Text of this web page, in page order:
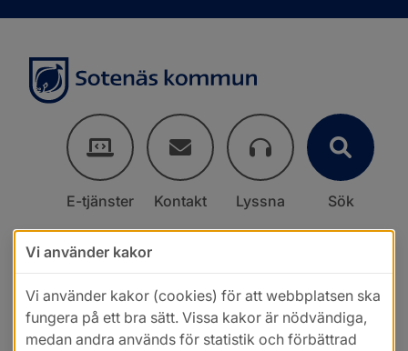
E-tjänster Kontakt Lyssna Sök
Vi använder kakor
Vi använder kakor (cookies) för att webbplatsen ska
fungera på ett bra sätt. Vissa kakor är nödvändiga,
medan andra används för statistik och förbättrad